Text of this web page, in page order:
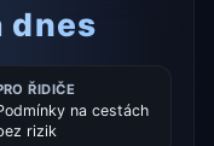
dnes
ŘIDIČE
na cestách
rizik